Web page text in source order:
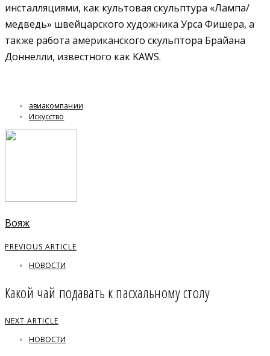
инсталляциями, как культовая скульптура «Лампа/
медведь» швейцарского художника Урса Фишера, а
также работа американского скульптора Брайана
Доннелли, известного как KAWS.
авиакомпании
Искусство
Вояж
PREVIOUS ARTICLE
НОВОСТИ
Какой чай подавать к пасхальному столу
NEXT ARTICLE
НОВОСТИ